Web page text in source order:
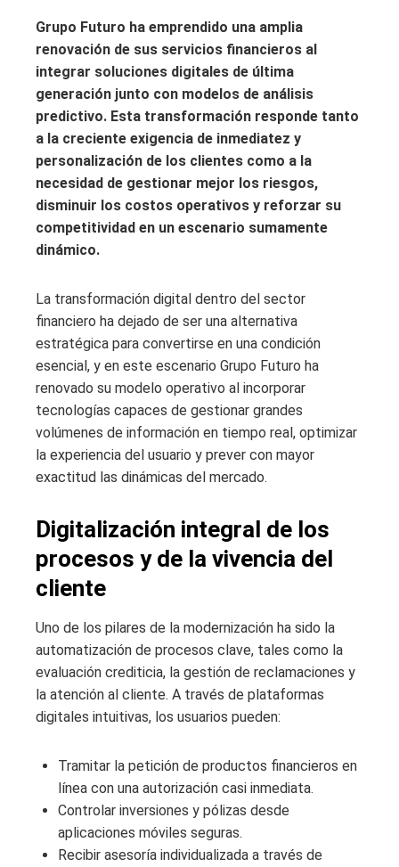
Grupo Futuro ha emprendido una amplia
renovación de sus servicios financieros al
integrar soluciones digitales de última
generación junto con modelos de análisis
predictivo. Esta transformación responde tanto
a la creciente exigencia de inmediatez y
personalización de los clientes como a la
necesidad de gestionar mejor los riesgos,
disminuir los costos operativos y reforzar su
competitividad en un escenario sumamente
dinámico.
La transformación digital dentro del sector
financiero ha dejado de ser una alternativa
estratégica para convertirse en una condición
esencial, y en este escenario Grupo Futuro ha
renovado su modelo operativo al incorporar
tecnologías capaces de gestionar grandes
volúmenes de información en tiempo real, optimizar
la experiencia del usuario y prever con mayor
exactitud las dinámicas del mercado.
Digitalización integral de los
procesos y de la vivencia del
cliente
Uno de los pilares de la modernización ha sido la
automatización de procesos clave, tales como la
evaluación crediticia, la gestión de reclamaciones y
la atención al cliente. A través de plataformas
digitales intuitivas, los usuarios pueden:
Tramitar la petición de productos financieros en
línea con una autorización casi inmediata.
Controlar inversiones y pólizas desde
aplicaciones móviles seguras.
Recibir asesoría individualizada a través de